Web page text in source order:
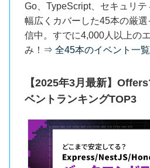
Go、TypeScript、セキュリ
幅広くカバーした45本の厳
信中。すでに4,000人以上の
み！ ⇒ 全45本のイベント一
【2025年3月最新】
ベントランキングTOP3